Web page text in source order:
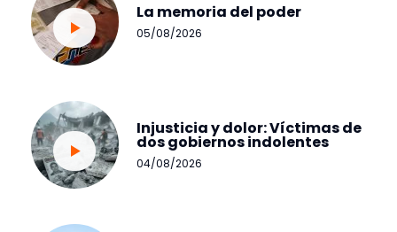
La memoria del poder
05/08/2026
Injusticia y dolor: Víctimas de
dos gobiernos indolentes
04/08/2026